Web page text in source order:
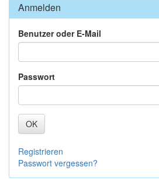
Anmelden
Benutzer oder E-Mail
Passwort
OK
Registrieren
Passwort vergessen?